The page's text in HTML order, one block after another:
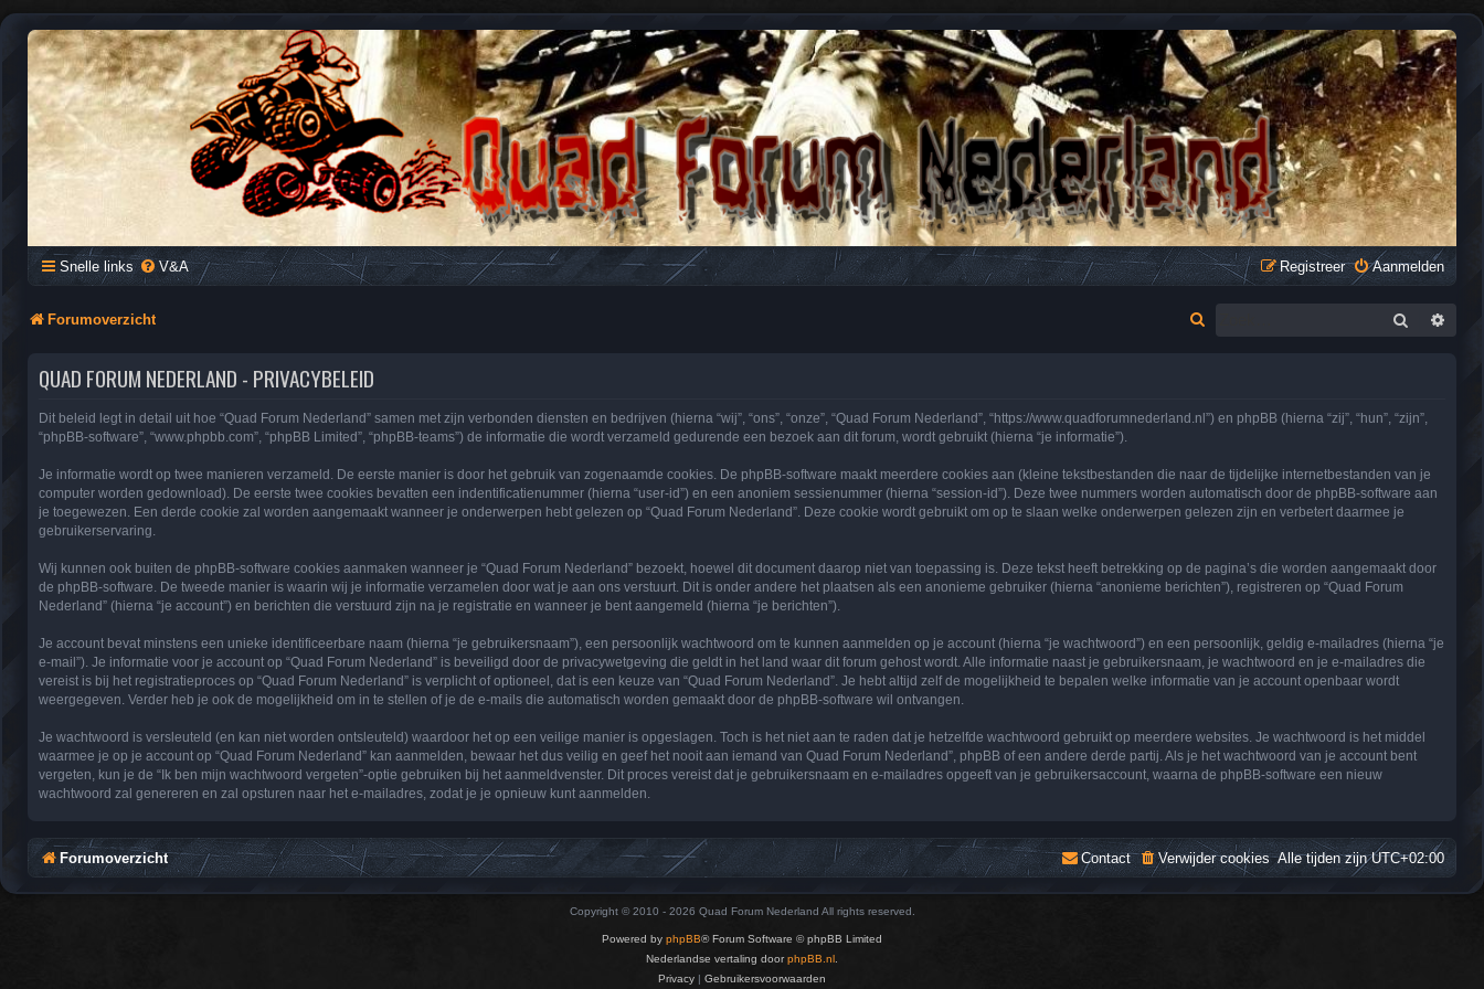
QUAD FORUM NEDERLAND
Het Quad Forum van Nederland en Vlaanderen, voor al je vragen en antwoorden over Quads en ATV's.
Snelle links V&A Aanmelden
Registreer
Forumoverzicht Zoek
k
QUAD FORUM NEDERLAND - PRIVACYBELEID
Dit beleid legt in detail uit hoe “Quad Forum Nederland” samen met zijn verbonden diensten en bedrijven (hierna “wij”, “ons”, “onze”, “Quad Forum Nederland”, “https://www.quadforumnederland.nl”) en phpBB (hierna “zij”, “hun”, “zijn”,
“phpBB-software”, “www.phpbb.com”, “phpBB Limited”, “phpBB-teams”) de informatie die wordt verzameld gedurende een bezoek aan dit forum, wordt gebruikt (hierna “je informatie”).
Je informatie wordt op twee manieren verzameld. De eerste manier is door het gebruik van zogenaamde cookies. De phpBB-software maakt meerdere cookies aan (kleine tekstbestanden die naar de tijdelijke internetbestanden van je
computer worden gedownload). De eerste twee cookies bevatten een indentificatienummer (hierna “user-id”) en een anoniem sessienummer (hierna “session-id”). Deze twee nummers worden automatisch door de phpBB-software aan
je toegewezen. Een derde cookie zal worden aangemaakt wanneer je onderwerpen hebt gelezen op “Quad Forum Nederland”. Deze cookie wordt gebruikt om op te slaan welke onderwerpen gelezen zijn en verbetert daarmee je
gebruikerservaring.
Wij kunnen ook buiten de phpBB-software cookies aanmaken wanneer je “Quad Forum Nederland” bezoekt, hoewel dit document daarop niet van toepassing is. Deze tekst heeft betrekking op de pagina’s die worden aangemaakt door
de phpBB-software. De tweede manier is waarin wij je informatie verzamelen door wat je aan ons verstuurt. Dit is onder andere het plaatsen als een anonieme gebruiker (hierna “anonieme berichten”), registreren op “Quad Forum
Nederland” (hierna “je account”) en berichten die verstuurd zijn na je registratie en wanneer je bent aangemeld (hierna “je berichten”).
Je account bevat minstens een unieke identificeerbare naam (hierna “je gebruikersnaam”), een persoonlijk wachtwoord om te kunnen aanmelden op je account (hierna “je wachtwoord”) en een persoonlijk, geldig e-mailadres (hierna “je
e-mail”). Je informatie voor je account op “Quad Forum Nederland” is beveiligd door de privacywetgeving die geldt in het land waar dit forum gehost wordt. Alle informatie naast je gebruikersnaam, je wachtwoord en je e-mailadres die
vereist is bij het registratieproces op “Quad Forum Nederland” is verplicht of optioneel, dat is een keuze van “Quad Forum Nederland”. Je hebt altijd zelf de mogelijkheid te bepalen welke informatie van je account openbaar wordt
weergegeven. Verder heb je ook de mogelijkheid om in te stellen of je de e-mails die automatisch worden gemaakt door de phpBB-software wil ontvangen.
Je wachtwoord is versleuteld (en kan niet worden ontsleuteld) waardoor het op een veilige manier is opgeslagen. Toch is het niet aan te raden dat je hetzelfde wachtwoord gebruikt op meerdere websites. Je wachtwoord is het middel
waarmee je op je account op “Quad Forum Nederland” kan aanmelden, bewaar het dus veilig en geef het nooit aan iemand van Quad Forum Nederland”, phpBB of een andere derde partij. Als je het wachtwoord van je account bent
vergeten, kun je de “Ik ben mijn wachtwoord vergeten”-optie gebruiken bij het aanmeldvenster. Dit proces vereist dat je gebruikersnaam en e-mailadres opgeeft van je gebruikersaccount, waarna de phpBB-software een nieuw
wachtwoord zal genereren en zal opsturen naar het e-mailadres, zodat je je opnieuw kunt aanmelden.
Forumoverzicht Alle tijden zijnUTC+02:00
Verwijder cookies
Contact
Copyright © 2010 - 2026 Quad Forum Nederland All rights reserved.
Powered by phpBB® Forum Software © phpBB Limited
Nederlandse vertaling doorphpBB.nl
Privacy | Gebruikersvoorwaarden